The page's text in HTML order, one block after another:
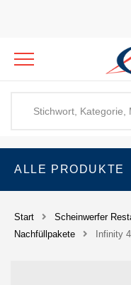
ALLE PRODUKTE
Start Scheinwerfer
Nachfüllpakete
Infinity